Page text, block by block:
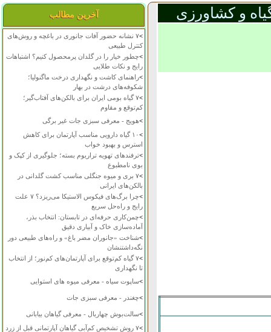
آخرین مطالب
>
۷ نشانه حضور آفات جانوری در باغچه و روش‌های
کنترل طبیعی
>چطور خیار را در گلدان پرمحصول کنیم؟ اشتباهات
رایج و نکات طلایی
>راهنمای کاشت و نگهداری درخت ماگنولیا؛
شکوفه‌های درشت در بهار
>
۷ گیاه بومی ایران برای بالکن‌های آفتاب‌گیر؛
کم‌توقع و مقاوم
>هویج - معرفی سبزی جات غیر برگی
>
۱۰ گیاه دارویی مناسب آپارتمان برای کاهش
استرس و بهبود خواب
>ترفندهای تهویه تراریوم بسته؛ جلوگیری از کپک و
بوی نامطبوع
>
۷ بری و میوه جنگلی مناسب کشت گلدانی در
بالکن‌های ایرانی
>
چرا برگ‌های فیکوس الاستیکا می‌ریزد؟ ۷ علت
رایج و راه‌حل سریع
>چمن‌کاری حرفه‌ای در تابستان: انتخاب بذر،
آماده‌سازی خاک و آبیاری دقیق
>شناخت «جانوران مضر باغ» و راه‌های طبیعی دور
نگه‌داشتنشان
>
۷ گیاه کم‌توقع برای آپارتمان‌های کم‌نور؛ از انتخاب
تا نگهداری
>ساپوت سیاه - معرفی میوه های استوایی
>چغندر - معرفی سبزی جات
>سالت‌بوش چهاربال - معرفی گیاهان بیابانی
>
۷ روش تشخیص کم‌آبی گیاهان آپارتمانی قبل از زرد
و کشاورزی